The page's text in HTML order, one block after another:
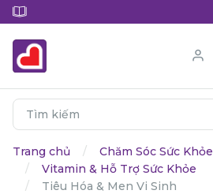
Trang chủ
Chăm Sóc Sức Khỏe
Vitamin & Hỗ Trợ Sức Khỏe
Tiêu Hóa & Men Vi Sinh